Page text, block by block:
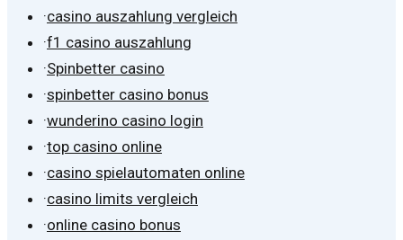
·casino auszahlung vergleich
·f1 casino auszahlung
·Spinbetter casino
·spinbetter casino bonus
·wunderino casino login
·top casino online
·casino spielautomaten online
·casino limits vergleich
·online casino bonus